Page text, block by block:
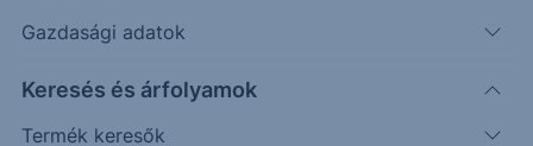
Gazdasági adatok
Keresés és árfolyamok
Termék keresők
ellenállónak bizonyul az arany árfolyama a
magasabb amerikai inflációs adatok és...